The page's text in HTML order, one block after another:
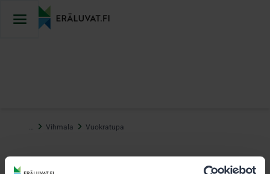
sisältöön
… Vihmala Vuokratupa